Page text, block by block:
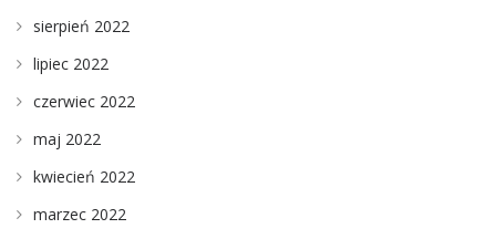
sierpień 2022
lipiec 2022
czerwiec 2022
maj 2022
kwiecień 2022
marzec 2022